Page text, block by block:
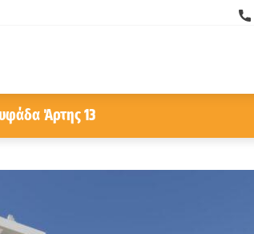
Άρτης 13